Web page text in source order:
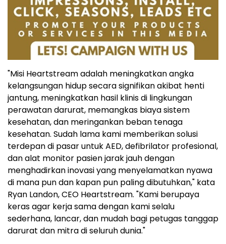
"Misi Heartstream adalah meningkatkan angka
kelangsungan hidup secara signifikan akibat henti
jantung, meningkatkan hasil klinis di lingkungan
perawatan darurat, memangkas biaya sistem
kesehatan, dan meringankan beban tenaga
kesehatan. Sudah lama kami memberikan solusi
terdepan di pasar untuk AED, defibrilator profesional,
dan alat monitor pasien jarak jauh dengan
menghadirkan inovasi yang menyelamatkan nyawa
di mana pun dan kapan pun paling dibutuhkan," kata
Ryan Landon, CEO Heartstream. "Kami berupaya
keras agar kerja sama dengan kami selalu
sederhana, lancar, dan mudah bagi petugas tanggap
darurat dan mitra di seluruh dunia."